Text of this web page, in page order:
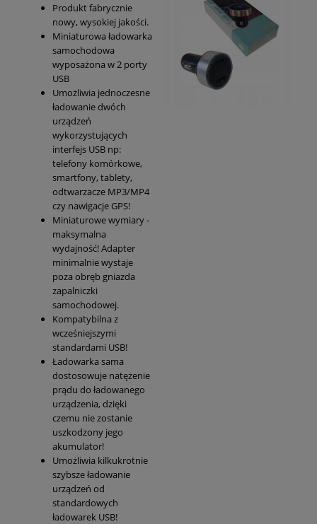
Produkt fabrycznie
nowy, wysokiej jakości.
Miniaturowa ładowarka
samochodowa
wyposażona w 2 porty
USB
Umożliwia jednoczesne
ładowanie dwóch
urządzeń
wykorzystujących
interfejs USB np:
telefony komórkowe,
smartfony, tablety,
odtwarzacze MP3/MP4
czy nawigacje GPS!
Miniaturowe wymiary -
maksymalna
wydajność! Adapter
minimalnie wystaje
poza obręb gniazda
zapalniczki
samochodowej.
Kompatybilna z
wcześniejszymi
standardami USB!
Ładowarka sama
dostosowuje natężenie
prądu do ładowanego
urządzenia, dzięki
czemu nie zostanie
uszkodzony jego
akumulator!
Umożliwia kilkukrotnie
szybsze ładowanie
urządzeń od
standardowych
ładowarek USB!